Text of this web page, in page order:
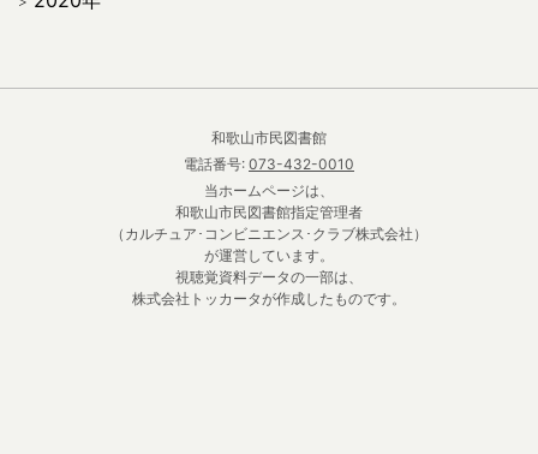
和歌山市民図書館
電話番号: 073-432-0010
当ホームページは、
和歌山市民図書館指定管理者
（カルチュア･コンビニエンス･クラブ株式会社）
が運営しています。
視聴覚資料データの一部は、
株式会社トッカータが作成したものです。